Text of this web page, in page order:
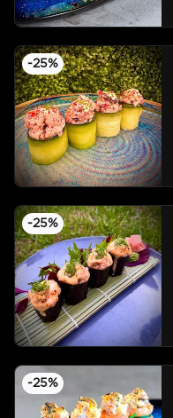
-25%
-25%
-25%